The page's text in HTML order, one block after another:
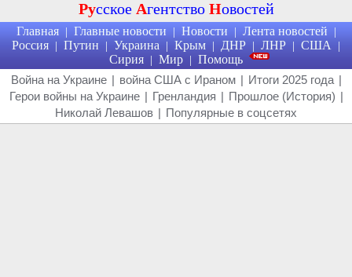
Русское Агентство Новостей
Главная | Главные новости | Новости | Лента новостей |
Россия | Путин | Украина | Крым | ДНР | ЛНР | США |
Сирия | Мир | Помощь
Война на Украине | война США с Ираном | Итоги 2025 года |
Герои войны на Украине | Гренландия | Прошлое (История) |
Николай Левашов | Популярные в соцсетях